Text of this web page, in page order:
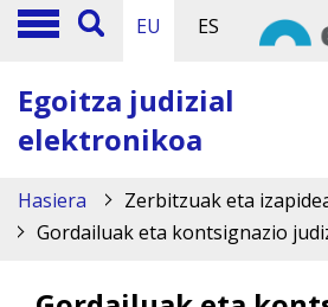
EU ES
Egoitza judizial
elektronikoa
Hasiera Zerbitzuak eta
Gordailuak eta kontsignazio